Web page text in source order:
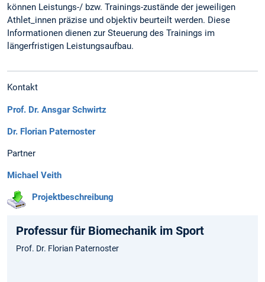
können Leistungs-/ bzw. Trainings-zustände der jeweiligen
Athlet_innen präzise und objektiv beurteilt werden. Diese
Informationen dienen zur Steuerung des Trainings im
längerfristigen Leistungsaufbau.
Kontakt
Prof. Dr. Ansgar Schwirtz
Dr. Florian Paternoster
Partner
Michael Veith
Projektbeschreibung
Professur für Biomechanik im Sport
Prof. Dr. Florian Paternoster